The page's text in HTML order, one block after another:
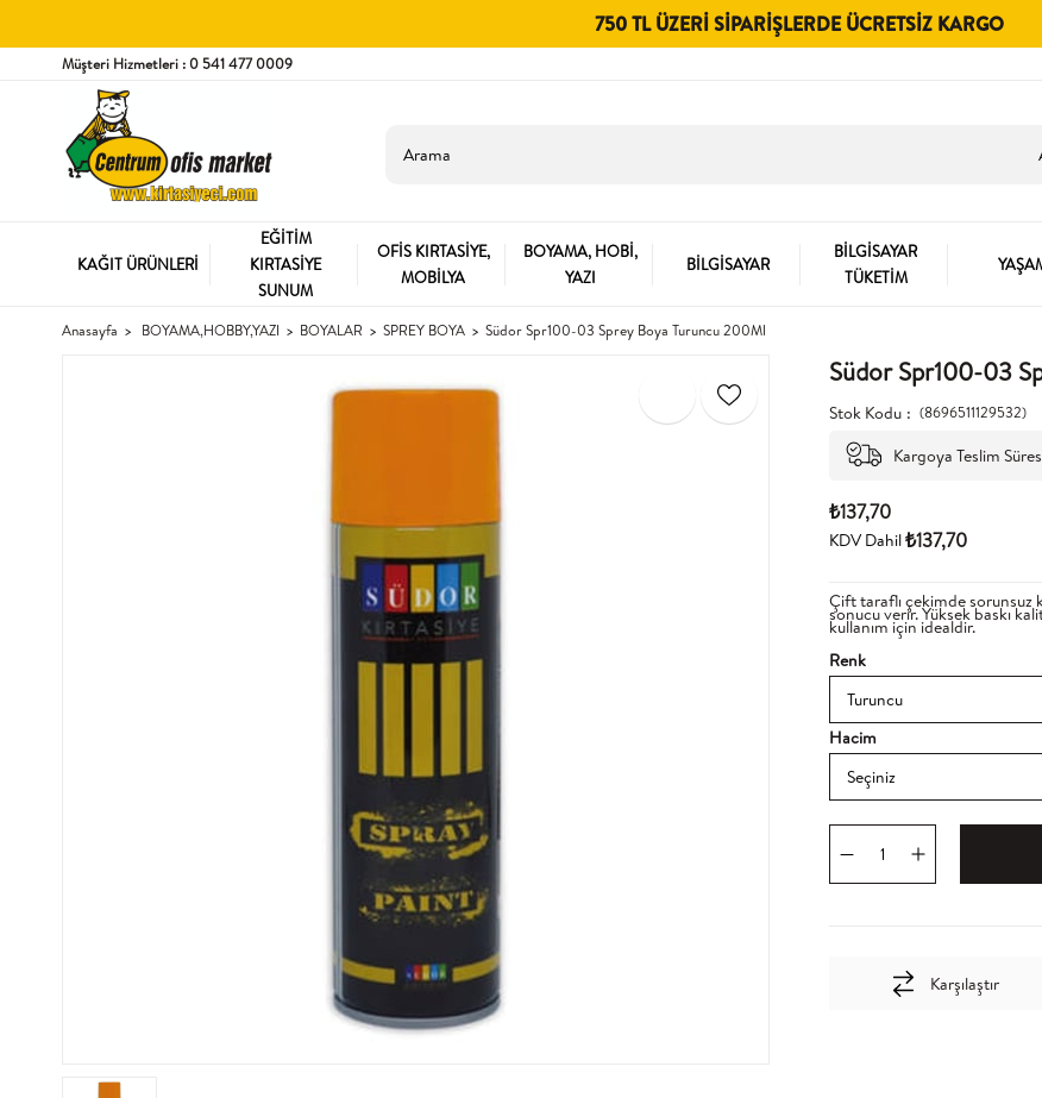
750 TL ÜZERI SIPARIŞLERDE ÜCRETSIZ KARGO
Müşteri Hizmetleri : 0 541 477 0009
KAĞIT ÜRÜNLERİ
EĞİTİM
KIRTASİYE
SUNUM
OFİS KIRTASİYE,
MOBİLYA
BOYAMA, HOBİ,
YAZI
BİLGİSAYAR
BİLGİSAYAR
TÜKETİM
Anasayfa BOYAMA,HOBBY,YAZI BOYALAR SPREY BOYA Südor Spr100-03 Sprey Boya Turuncu 200Ml
Südor Spr100-03
Stok Kodu (8696511129532)
Kargoya Teslim
₺137,70
KDV Dahil₺137,70
Çift taraflı çekimde sorunsuz
sonucu verir. Yüksek baskı
kullanım için idealdir.
Renk
Hacim
Karşılaştır